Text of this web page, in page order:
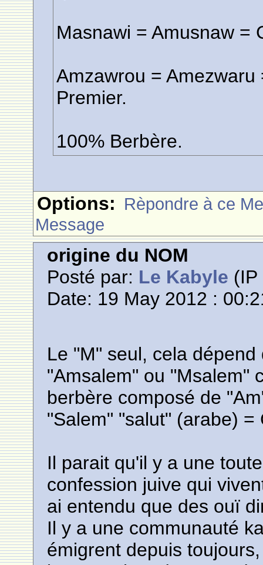
Masnawi = Amusnaw =
Amzawrou =
Premier.
100% Berbère.
Options: Rèpondre à ce
Message
origine du NOM
Posté par: Le Kabyle
Date: 19 May 2012 :
Le "M" seul, cela
"Amsalem" ou "Msalem"
berbère composé de
"Salem" "salut" (arabe)
Il parait qu'il y a une
confession juive qui
ai entendu que des ouï
Il y a une communauté
émigrent depuis